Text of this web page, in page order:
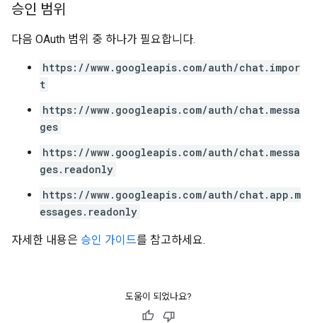
승인 범위
다음 OAuth 범위 중 하나가 필요합니다.
https://www.googleapis.com/auth/chat.impor
t
https://www.googleapis.com/auth/chat.messa
ges
https://www.googleapis.com/auth/chat.messa
ges.readonly
https://www.googleapis.com/auth/chat.app.m
essages.readonly
자세한 내용은 승인 가이드를 참고하세요.
도움이 되었나요?